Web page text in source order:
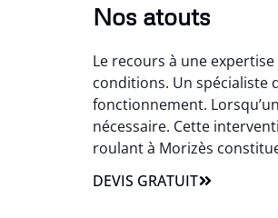
Nos atouts
Le recours à une
conditions. Un spécialiste
fonctionnement.
nécessaire. Cette
roulant à Morizès
DEVIS GRATUIT